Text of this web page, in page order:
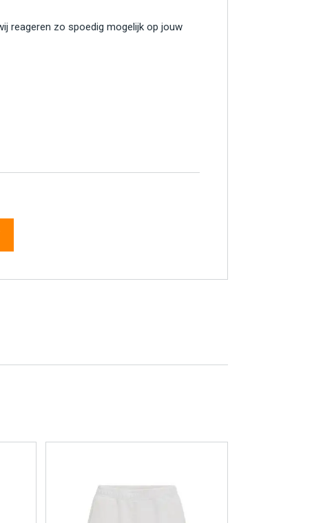
reageren zo spoedig mogelijk op jouw